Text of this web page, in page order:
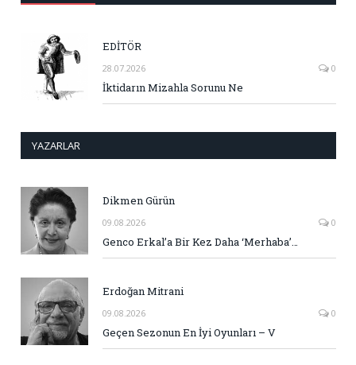
EDİTÖR
28.07.2026 0
İktidarın Mizahla Sorunu Ne
YAZARLAR
Dikmen Gürün
09.08.2026 0
Genco Erkal’a Bir Kez Daha ‘Merhaba’…
Erdoğan Mitrani
09.08.2026 0
Geçen Sezonun En İyi Oyunları – V